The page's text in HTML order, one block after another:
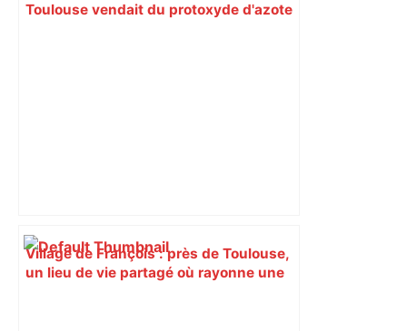
Toulouse vendait du protoxyde d'azote
Village de François : près de Toulouse,
un lieu de vie partagé où rayonne une